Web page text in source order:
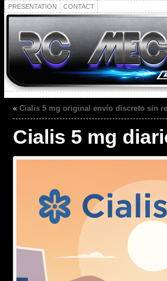
PRESENTATION CONTACT
« Cialis 5 mg original envío discreto sin
Cialis 5 mg